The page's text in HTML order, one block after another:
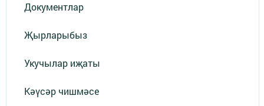
Документлар
Җырларыбыз
Укучылар иҗаты
Кәүсәр чишмәсе